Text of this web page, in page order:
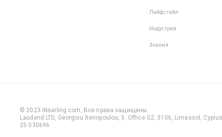
Лайфстайл
Индустрия
Знания
© 2023 iNsailing.com, Все права защищены.
Laudend LTD, Georgiou Xenopoulou, 3, Office G2, 3106, Limassol,
25 030696